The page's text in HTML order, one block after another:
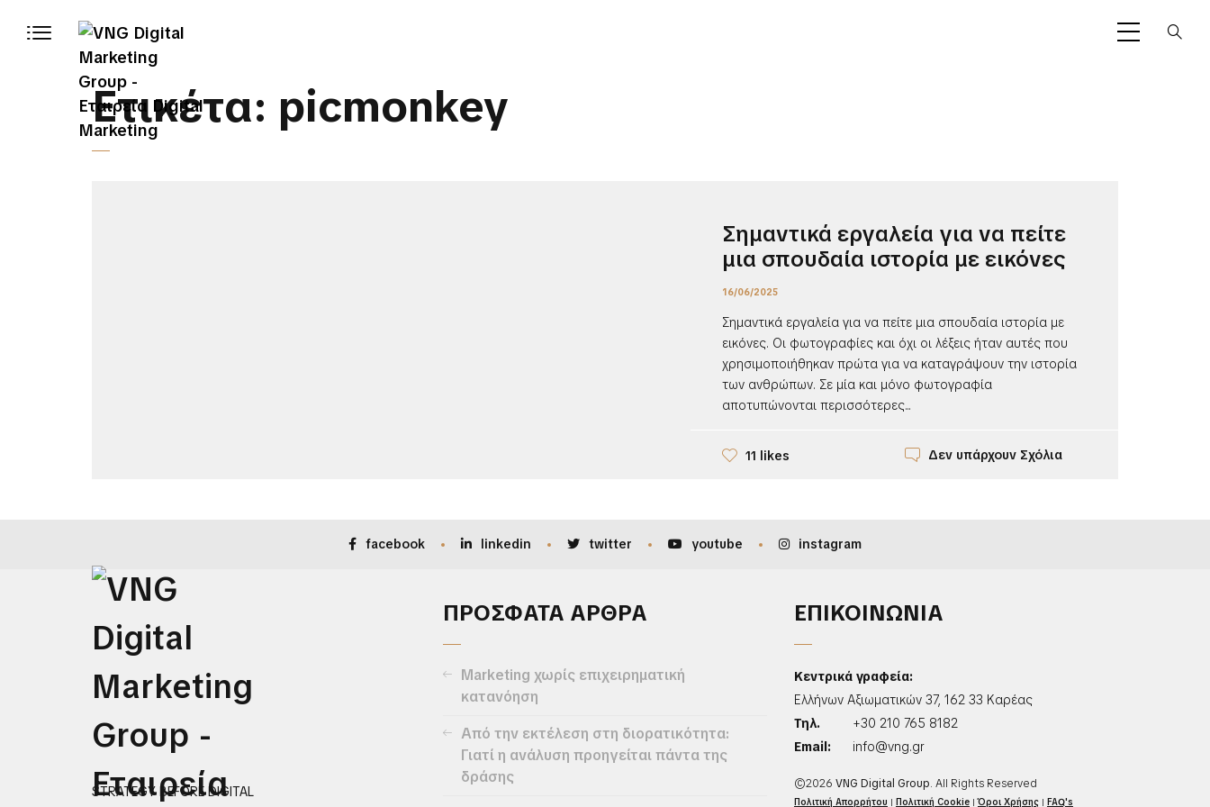
Ετικέτα: picmonkey
Σημαντικά εργαλεία για να πείτε
μια σπουδαία ιστορία με εικόνες
16/06/2025
Σημαντικά εργαλεία για να πείτε μια σπουδαία ιστορία με
εικόνες. Οι φωτογραφίες και όχι οι λέξεις ήταν αυτές που
χρησιμοποιήθηκαν πρώτα για να καταγράψουν την ιστορία
των ανθρώπων. Σε μία και μόνο φωτογραφία
αποτυπώνονται περισσότερες...
11 likes Δεν υπάρχουν Σχόλια
facebook linkedin twitter youtube instagram
STRATEGY BEFORE DIGITAL
ΠΡΟΣΦΑΤΑ ΑΡΘΡΑ
Marketing χωρίς επιχειρηματική
κατανόηση
Από την εκτέλεση στη διορατικότητα:
Γιατί η ανάλυση προηγείται πάντα της
δράσης
ΕΠΙΚΟΙΝΩΝΙΑ
Κεντρικά γραφεία:
Ελλήνων Αξιωματικών 37, 162 33 Καρέας
Τηλ.
+30 210 765 8182
Email:
info@vng.gr
©2026 VNG Digital Group. All Rights Reserved
Πολιτική Απορρήτου | Πολιτική Cookie|Όροι Χρήσης| FAQ's